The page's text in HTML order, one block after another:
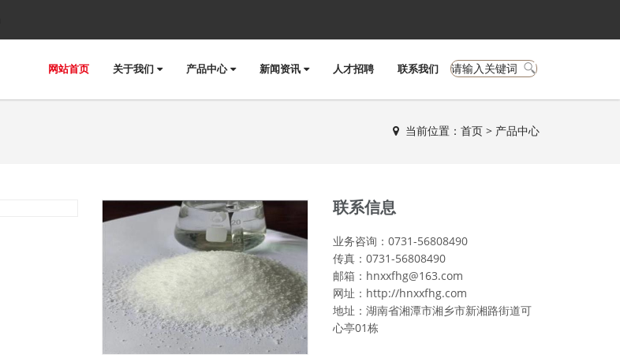
网站首页 关于我们 产品中心 新闻资讯 人才招聘 联系我们
当前位置： 首页 > 产品中心
联系信息
业务咨询：0731-56808490
传真：0731-56808490
邮箱：hnxxfhg@163.com
网址：http://hnxxfhg.com
地址：湖南省湘潭市湘乡市新湘路街道可
心亭01栋